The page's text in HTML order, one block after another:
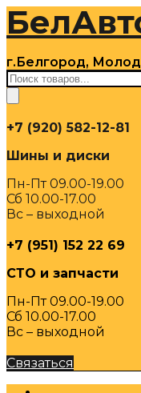
Перейти
содержимому
г.Белгород,
Поиск
товаров
+7 (920) 582-12-81
Шины и диски
Пн-Пт 09.00-19.00
Сб 10.00-17.00
Вс – выходной
+7 (951) 152 22 69
СТО и запчасти
Пн-Пт 09.00-19.00
Сб 10.00-17.00
Вс – выходной
Связаться